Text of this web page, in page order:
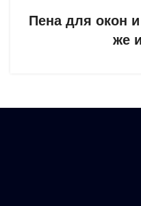
Пена для окон
же